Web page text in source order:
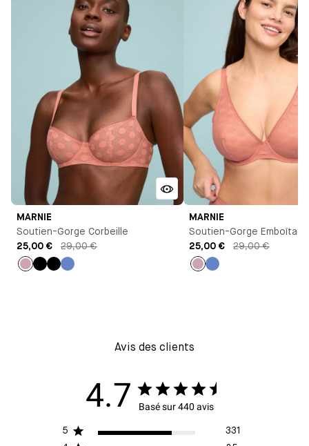
MARNIE
Soutien-Gorge Corbeille
25,00 €
29,00 €
Rose
MARNIE
Soutien-Gorge Emboîtant
25,00 €
29,00 €
Rose
Avis des clients
4.7 Basé sur 440 avis
5
331